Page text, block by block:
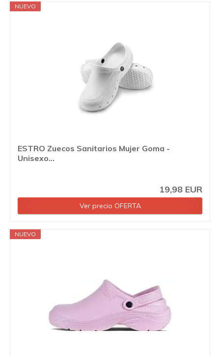
NUEVO
ESTRO Zuecos Sanitarios Mujer Goma -
Unisexo...
19,98 EUR
Ver precio OFERTA
NUEVO